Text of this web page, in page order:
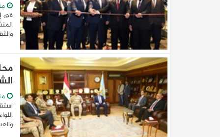
فى